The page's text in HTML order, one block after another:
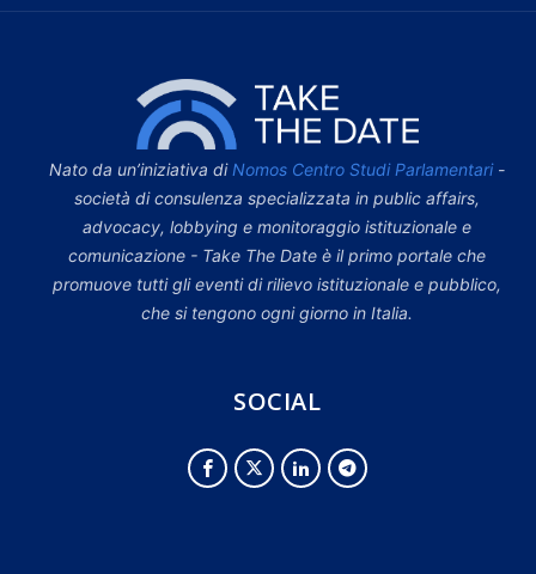
Nato da un’iniziativa di Nomos Centro Studi Parlamentari-
società di consulenza specializzata in public affairs,
advocacy, lobbying e monitoraggio istituzionale e
comunicazione - Take The Date è il primo portale che
promuove tutti gli eventi di rilievo istituzionale e pubblico,
che si tengono ogni giorno in Italia.
SOCIAL